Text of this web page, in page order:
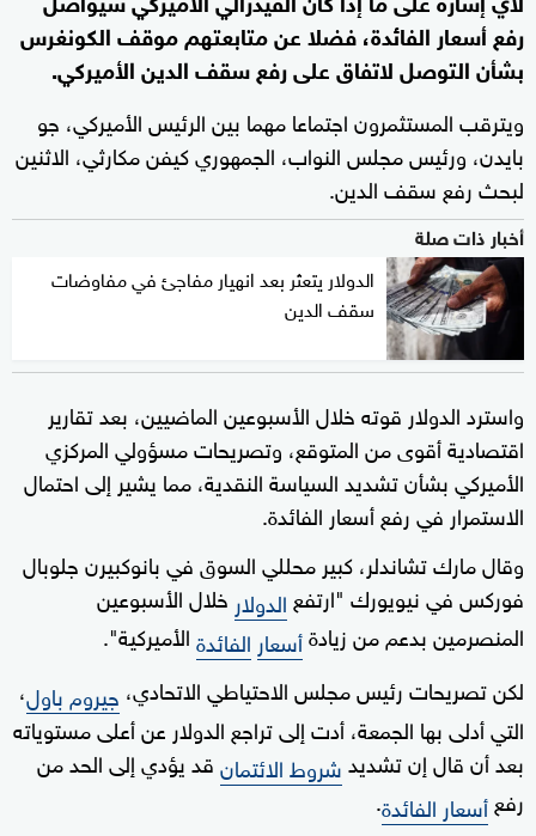
رفع أسعار الفائدة، فضلا عن متابعتهم موقف الكونغرس
بشأن التوصل لاتفاق على رفع سقف الدين الأميركي.
ويترقب المستثمرون اجتماعا مهما بين الرئيس الأميركي، جو
بايدن، ورئيس مجلس النواب، الجمهوري كيفن مكارثي، الاثنين
لبحث رفع سقف الدين.
أخبار ذات صلة
الدولار يتعثر بعد انهيار مفاجئ في مفاوضات
سقف الدين
واسترد الدولار قوته خلال الأسبوعين الماضيين، بعد تقارير
اقتصادية أقوى من المتوقع، وتصريحات مسؤولي المركزي
الأميركي بشأن تشديد السياسة النقدية، مما يشير إلى احتمال
الاستمرار في رفع أسعار الفائدة.
وقال مارك تشاندلر، كبير محللي السوق في بانوكبيرن جلوبال
فوركس في نيويورك "ارتفع الدولار خلال الأسبوعين
المنصرمين بدعم من زيادةأسعار الفائدةالأميركية".
لكن تصريحات رئيس مجلس الاحتياطي الاتحادي، جيروم باول،
التي أدلى بها الجمعة، أدت إلى تراجع الدولار عن أعلى مستوياته
بعد أن قال إن تشديدشروط الائتمانقد يؤدي إلى الحد من
رفعأسعار الفائدة.